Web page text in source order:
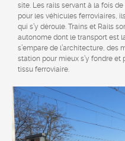
site. Les rails servant à la fois
pour les véhicules ferroviaires,
qui s’y déroule. Trains et Rails
autonome dont le transport est
s’empare de l’architecture,
station pour mieux s’y fondre
tissu ferroviaire.